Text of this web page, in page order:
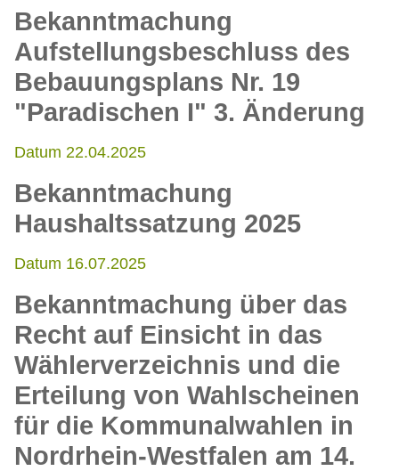
Bekanntmachung
Aufstellungsbeschluss des
Bebauungsplans Nr. 19
"Paradischen I" 3. Änderung
Datum 22.04.2025
Bekanntmachung
Haushaltssatzung 2025
Datum 16.07.2025
Bekanntmachung über das
Recht auf Einsicht in das
Wählerverzeichnis und die
Erteilung von Wahlscheinen
für die Kommunalwahlen in
Nordrhein-Westfalen am 14.